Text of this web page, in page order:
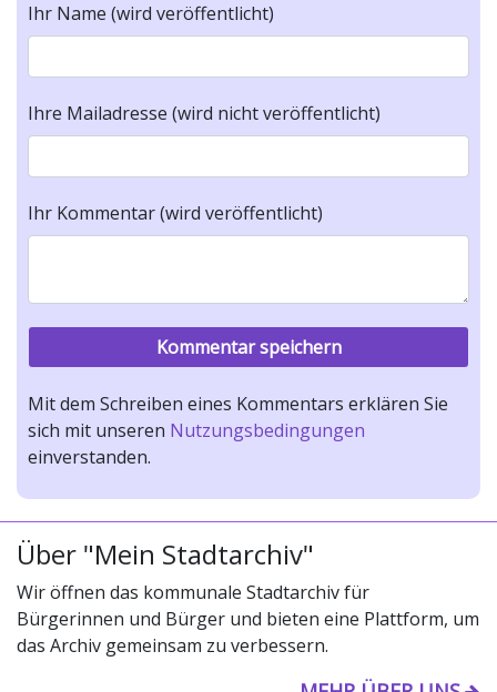
Ihr Name (wird veröffentlicht)
Ihre Mailadresse (wird nicht veröffentlicht)
Ihr Kommentar (wird veröffentlicht)
Mit dem Schreiben eines Kommentars erklären Sie
sich mit unseren Nutzungsbedingungen
einverstanden.
Über "Mein Stadtarchiv"
Wir öffnen das kommunale Stadtarchiv für
Bürgerinnen und Bürger und bieten eine Plattform, um
das Archiv gemeinsam zu verbessern.